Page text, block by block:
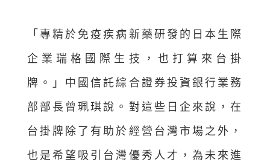
「專精於免疫疾病新藥研發的日本生際
企業瑞格國際生技，也打算來台掛
牌。」中國信託綜合證券投資銀行業務
部部長曾珮琪說。對這些日企來說，在
台掛牌除了有助於經營台灣市場之外，
也是希望吸引台灣優秀人才，為未來進